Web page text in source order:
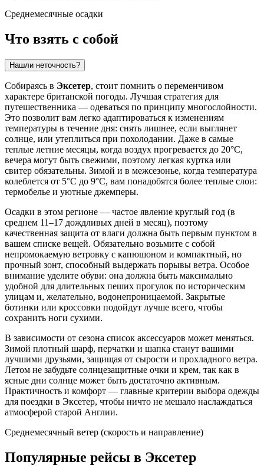
Среднемесячные осадки
Что взять с собой
Нашли неточность?
Собираясь в Эксетер, стоит помнить о переменчивом
характере британской погоды. Лучшая стратегия для
путешественника — одеваться по принципу многослойности.
Это позволит вам легко адаптироваться к изменениям
температуры в течение дня: снять лишнее, если выглянет
солнце, или утеплиться при похолодании. Даже в самые
теплые летние месяцы, когда воздух прогревается до 20°C,
вечера могут быть свежими, поэтому легкая куртка или
свитер обязательны. Зимой и в межсезонье, когда температура
колеблется от 5°C до 9°C, вам понадобятся более теплые слои:
термобелье и уютные джемперы.
Осадки в этом регионе — частое явление круглый год (в
среднем 11–17 дождливых дней в месяц), поэтому
качественная защита от влаги должна быть первым пунктом в
вашем списке вещей. Обязательно возьмите с собой
непромокаемую ветровку с капюшоном и компактный, но
прочный зонт, способный выдержать порывы ветра. Особое
внимание уделите обуви: она должна быть максимально
удобной для длительных пеших прогулок по историческим
улицам и, желательно, водонепроницаемой. Закрытые
ботинки или кроссовки подойдут лучше всего, чтобы
сохранить ноги сухими.
В зависимости от сезона список аксессуаров может меняться.
Зимой плотный шарф, перчатки и шапка станут вашими
лучшими друзьями, защищая от сырости и прохладного ветра.
Летом не забудьте солнцезащитные очки и крем, так как в
ясные дни солнце может быть достаточно активным.
Практичность и комфорт — главные критерии выбора одежды
для поездки в Эксетер, чтобы ничто не мешало наслаждаться
атмосферой старой Англии.
Среднемесячный ветер (скорость и направление)
Популярные рейсы в Эксетер